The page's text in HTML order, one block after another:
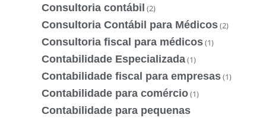
Consultoria contábil (2)
Consultoria Contábil para Médicos(2)
Consultoria fiscal para médicos(1)
Contabilidade Especializada(1)
Contabilidade fiscal para empresas(1)
Contabilidade para comércio(1)
Contabilidade para pequenas